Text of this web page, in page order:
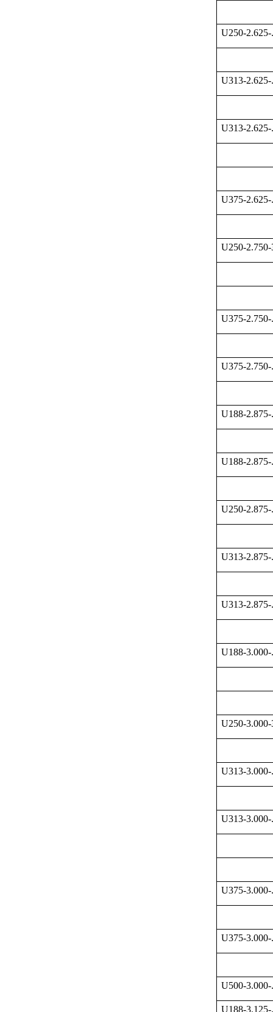
U250-2.625-
U313-2.625-
U313-2.625-
U375-2.625-
U250-
U375-2.750-
U375-2.750-
U188-2.875-
U188-2.875-
U250-2.875-
U313-2.875-
U313-2.875-
U188-3.000-
U250-
U313-3.000-
U313-3.000-
U375-3.000-
U375-3.000-
U500-3.000-
U188-3.125-